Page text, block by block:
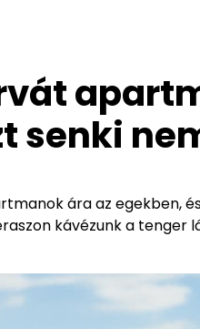
senki
ára az egekben,
kávézunk a tenger